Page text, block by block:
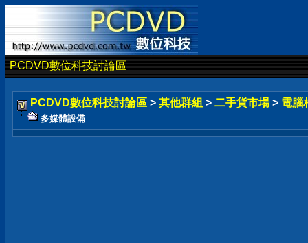
PCDVD數位科技討論區
PCDVD數位科技討論區 > 其他群組 > 二手貨市場 > 電腦
多媒體設備